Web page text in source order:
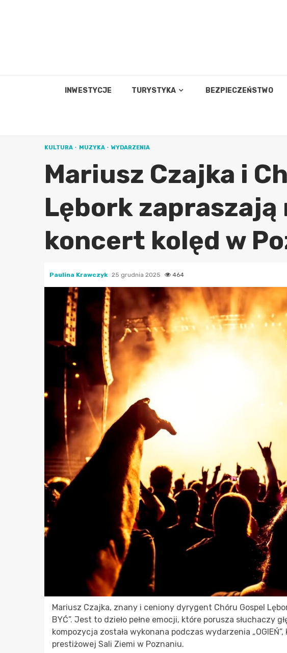
INWESTYCJE TURYSTYKA BEZPIECZEŃSTWO
KULTURA MUZYKA WYDARZENIA
Mariusz Czajka i
Lębork zapraszają
koncert kolęd w
Paulina Krawczyk 25 grudnia 2025 464
Mariusz Czajka, znany i ceniony dyrygent Chóru Gospel
BYĆ”. Jest to dzieło pełne emocji, które porusza słuchaczy
kompozycja została wykonana podczas wydarzenia
prestiżowej Sali Ziemi w Poznaniu.